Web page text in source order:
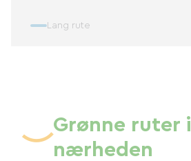
Lang rute
Grønne ruter i
nærheden